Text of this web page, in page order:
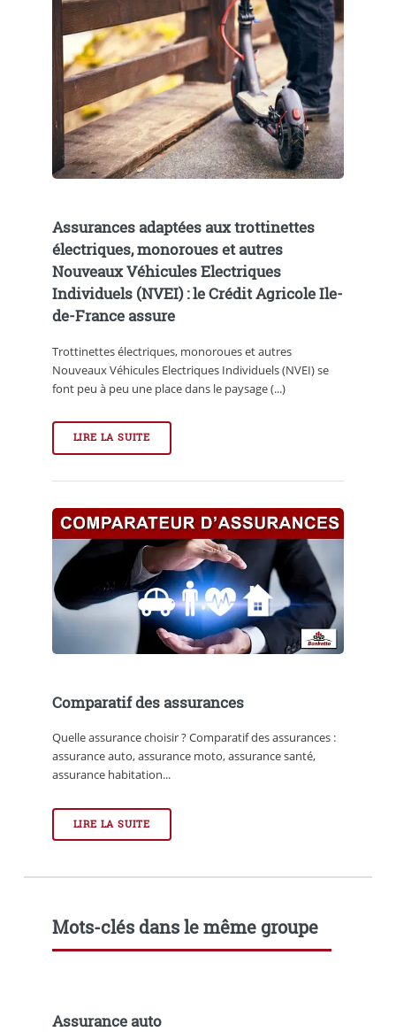
Assurances adaptées aux trottinettes
électriques, monoroues et autres
Nouveaux Véhicules Electriques
Individuels (NVEI) : le Crédit Agricole Ile-
de-France assure
Trottinettes électriques, monoroues et autres
Nouveaux Véhicules Electriques Individuels (NVEI) se
font peu à peu une place dans le paysage (...)
LIRE LA SUITE
Comparatif des assurances
Quelle assurance choisir ? Comparatif des assurances :
assurance auto, assurance moto, assurance santé,
assurance habitation...
LIRE LA SUITE
Mots-clés dans le même groupe
Assurance auto